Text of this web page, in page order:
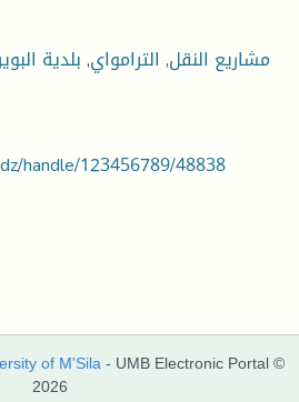
مشاريع النقل, الترامواي,بلدية
handle/123456789/48838
of M'Sila - UMB Electronic Portal ©
2026